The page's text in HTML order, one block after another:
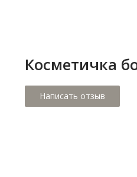
Косметичка